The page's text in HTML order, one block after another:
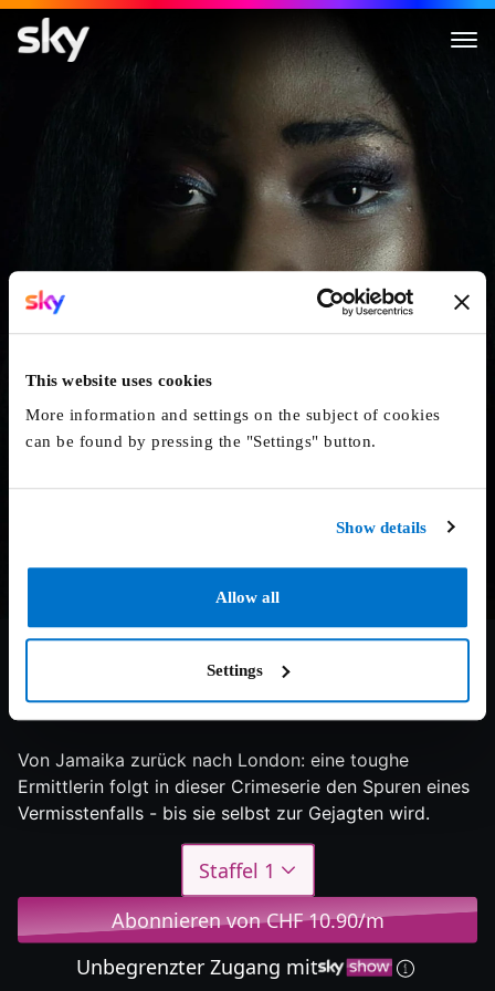
This website uses cookies
More information and settings on the subject of cookies
can be found by pressing the "Settings" button.
Show details
Allow all
Settings
Get Millie Black
6.2/10 2024 1 Staffel Thriller
Von Jamaika zurück nach London: eine toughe
Ermittlerin folgt in dieser Crimeserie den Spuren eines
Vermisstenfalls - bis sie selbst zur Gejagten wird.
Staffel 1
Abonnieren von CHF 10.90/m
Unbegrenzter Zugang mit